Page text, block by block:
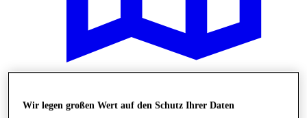
Plane Deinen Besuch
Wir legen großen Wert auf den Schutz Ihrer Daten